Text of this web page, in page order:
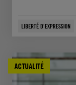
LIBERTÉ D'EXPRESSION
ACTUALITÉ